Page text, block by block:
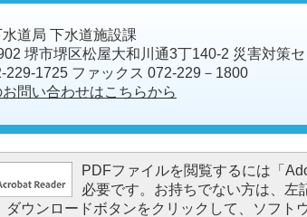
道局 下水道施設課
堺市堺区松屋大和川通3丁140-2 災害対策
229-1725 ファックス 072-229－1800
お問い合わせはこちらから
PDFファイルを閲覧するには「
必要です。お持ちでない方は、左
ダウンロードボタンをクリックして、ソフト